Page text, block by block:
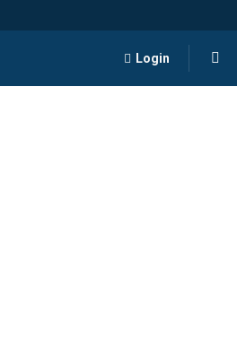
Login